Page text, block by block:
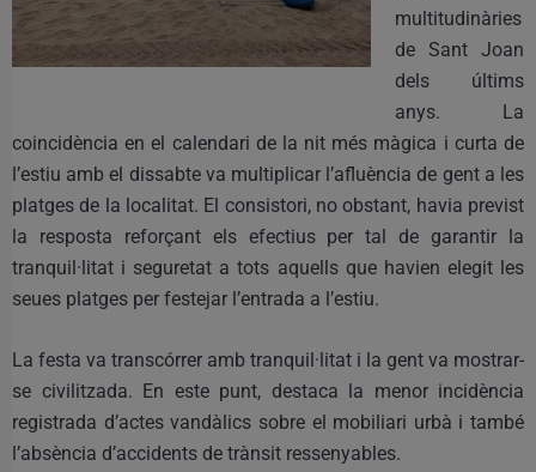
multitudinàries
de Sant Joan
dels últims
anys. La
coincidència en el calendari de la nit més màgica i curta de
l’estiu amb el dissabte va multiplicar l’afluència de gent a les
platges de la localitat. El consistori, no obstant, havia previst
la resposta reforçant els efectius per tal de garantir la
tranquil·litat i seguretat a tots aquells que havien elegit les
seues platges per festejar l’entrada a l’estiu.
La festa va transcórrer amb tranquil·litat i la gent va mostrar-
se civilitzada. En este punt, destaca la menor incidència
registrada d’actes vandàlics sobre el mobiliari urbà i també
l’absència d’accidents de trànsit ressenyables.